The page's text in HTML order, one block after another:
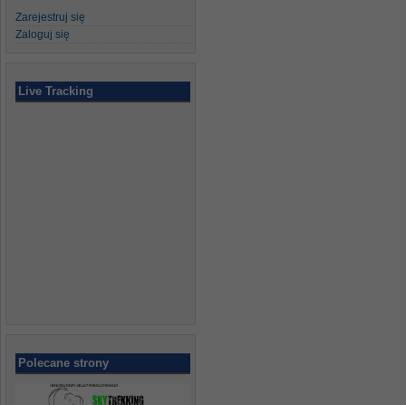
Zarejestruj się
Zaloguj się
Live Tracking
Polecane strony